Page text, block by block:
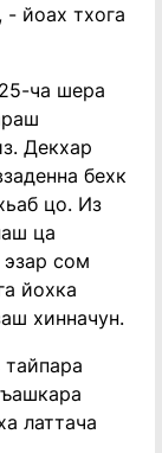
- йоах тхога
ча шера
Декхар
бехк
цо. Из
ца
эзар сом
йохка
хинначун.
латтача